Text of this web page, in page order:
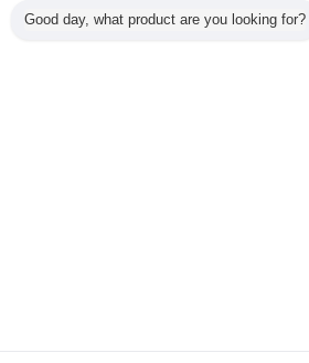
ดำเนินการอะไรอยู่
Good day, what product are you looking for?